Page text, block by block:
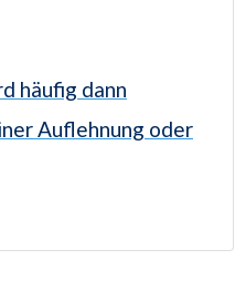
häufig dann
Auflehnung oder